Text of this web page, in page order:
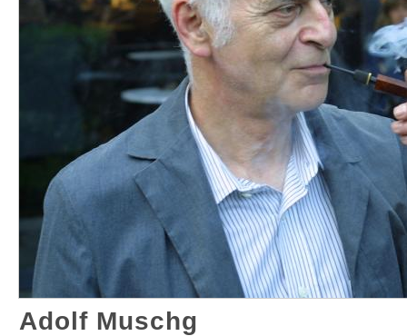
Adolf Muschg